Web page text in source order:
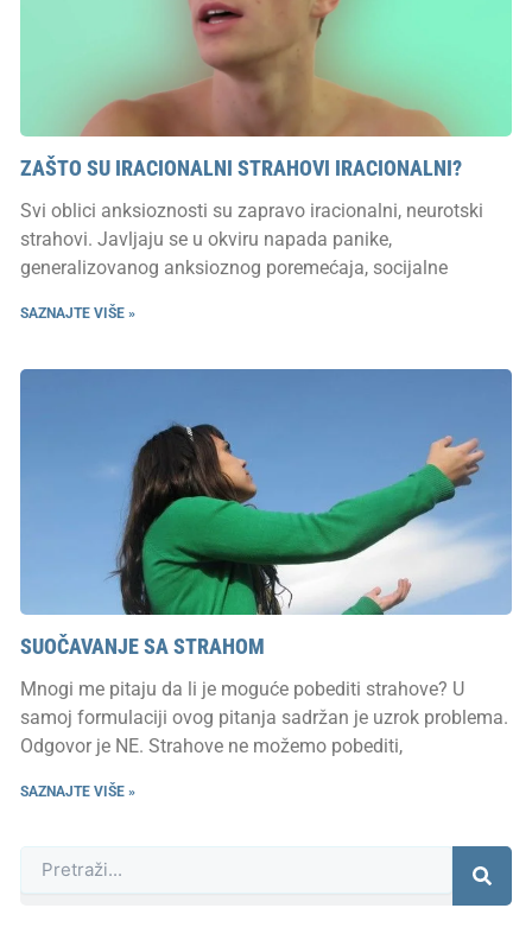
ZAŠTO SU IRACIONALNI STRAHOVI IRACIONALNI?
Svi oblici anksioznosti su zapravo iracionalni, neurotski
strahovi. Javljaju se u okviru napada panike,
generalizovanog anksioznog poremećaja, socijalne
SAZNAJTE VIŠE »
SUOČAVANJE SA STRAHOM
Mnogi me pitaju da li je moguće pobediti strahove? U
samoj formulaciji ovog pitanja sadržan je uzrok problema.
Odgovor je NE. Strahove ne možemo pobediti,
SAZNAJTE VIŠE »